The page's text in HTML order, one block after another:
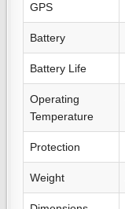
GPS
Battery
Battery Life
Operating
Temperature
Protection
Weight